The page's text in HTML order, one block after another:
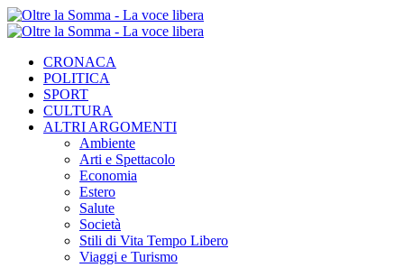
CRONACA
POLITICA
SPORT
CULTURA
ALTRI ARGOMENTI
Ambiente
Arti e Spettacolo
Economia
Estero
Salute
Società
Stili di Vita Tempo Libero
Viaggi e Turismo